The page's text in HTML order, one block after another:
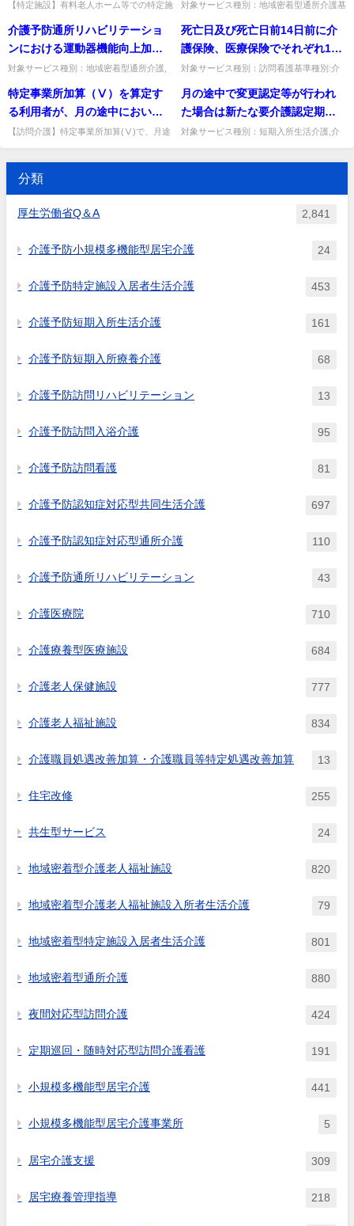
ると考えてよいか。
る説明に苦慮することとなると
考えるが見解如何。
入居者生活介護等の法定代理受
領サービスの利用について
【特定施設】有料老人ホーム等での特定施
扱い。入居者ごとに同意書を作成・保存
し、同意がない場合は償還払い...
て、「その他の職種の者」は、
機能訓練指導員、看護職員、介
護職員又は生活相談員以外に、
どんな職種を想定しているの
か。また、個別機能訓練計画作
成者と居宅の訪問者は同一人物
でなくてもよいか。さらに、居
宅を訪問する者が毎回変わって
しまってもよいのか。
対象サービス種別：地域密着型通所介護基
いて」質問 個別機能訓練計画の作成及び
居宅での生活状況の確認につ...
介護予防通所リハビリテーショ
ンにおける運動器機能向上加算
を算定するための人員の配置
は、PT,OT,STではなく、看護職
員ではいけないのか。
対象サービス種別：地域密着型通所介護,
介護報酬「介護予防通所介護・通所リハビ
リテーション （選択的サ...
死亡日及び死亡日前14日前に介
護保険、医療保険でそれぞれ1
回、合計2回ターミナルケアを実
施した場合にターミナルケア加
算は算定できるのか。
対象サービス種別：訪問看護基準種別:介
及び死亡日前14日前に介護保険、医療保
険でそれぞれ1回、合計2回...
特定事業所加算（Ⅴ）を算定す
る利用者が、月の途中におい
て、転居等により中山間地域等
からそれ以外の地域（又はその
加算の対象はどうなるのか。
【訪問介護】特定事業所加算(Ⅴ)で、月途
サービス提供分のみが対象...
月の途中で変更認定等が行われ
た場合は新たな要介護認定期間
に切り替わることとなる。この
場合に、サービス利用票別表に
対象サービス種別：短期入所生活介護,介
分類
厚生労働省Q＆A 2,841
介護予防小規模多機能型居宅介護 24
介護予防特定施設入居者生活介護 453
介護予防短期入所生活介護 161
介護予防短期入所療養介護 68
介護予防訪問リハビリテーション 13
介護予防訪問入浴介護 95
介護予防訪問看護 81
介護予防認知症対応型共同生活介護 697
介護予防認知症対応型通所介護 110
介護予防通所リハビリテーション 43
介護医療院 710
介護療養型医療施設 684
介護老人保健施設 777
介護老人福祉施設 834
介護職員処遇改善加算・介護職員等特定処遇改善加算 13
住宅改修 255
共生型サービス 24
地域密着型介護老人福祉施設 820
地域密着型介護老人福祉施設入所者生活介護 79
地域密着型特定施設入居者生活介護 801
地域密着型通所介護 880
夜間対応型訪問介護 424
定期巡回・随時対応型訪問介護看護 191
小規模多機能型居宅介護 441
小規模多機能型居宅介護事業所 5
居宅介護支援 309
居宅療養管理指導 218